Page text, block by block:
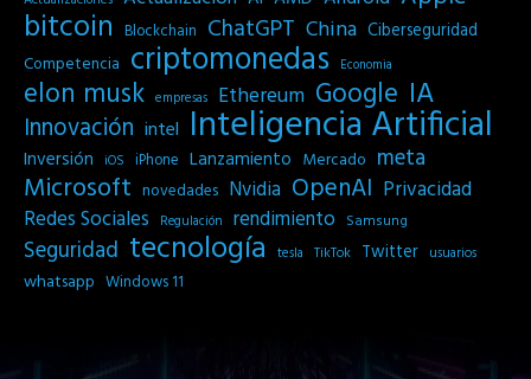
bitcoin Blockchain ChatGPT China Ciberseguridad
Competencia criptomonedas Economia
elon musk empresas Ethereum Google IA
Innovación intel Inteligencia Artificial
Inversión iOS iPhone Lanzamiento Mercado meta
Microsoft novedades Nvidia OpenAI Privacidad
Redes Sociales
Regulación rendimiento Samsung
Seguridad tecnología tesla TikTok Twitter usuarios
whatsapp Windows 11